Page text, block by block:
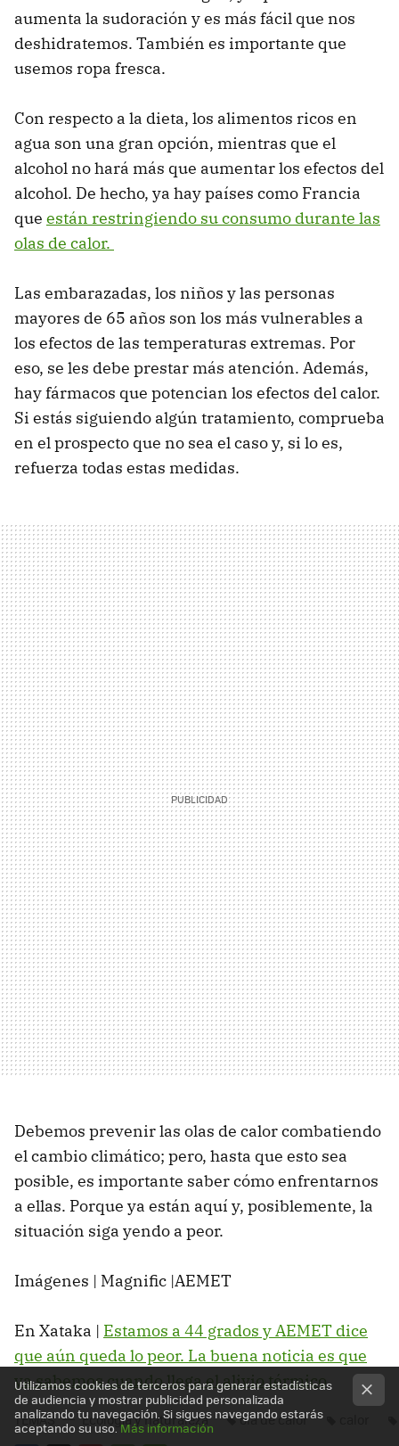
aumenta la sudoración y es más fácil que nos
deshidratemos. También es importante que
usemos ropa fresca.
Con respecto a la dieta, los alimentos ricos en
agua son una gran opción, mientras que el
alcohol no hará más que aumentar los efectos del
alcohol. De hecho, ya hay países como Francia
que están restringiendo su consumo durante las
olas de calor.
Las embarazadas, los niños y las personas
mayores de 65 años son los más vulnerables a
los efectos de las temperaturas extremas. Por
eso, se les debe prestar más atención. Además,
hay fármacos que potencian los efectos del calor.
Si estás siguiendo algún tratamiento, comprueba
en el prospecto que no sea el caso y, si lo es,
refuerza todas estas medidas.
Debemos prevenir las olas de calor combatiendo
el cambio climático; pero, hasta que esto sea
posible, es importante saber cómo enfrentarnos
a ellas. Porque ya están aquí y, posiblemente, la
situación siga yendo a peor.
Imágenes | Magnific |AEMET
En Xataka | Estamos a 44 grados y AEMET dice
que aún queda lo peor. La buena noticia es que
ya sabemos cuando llega el alivio térmico
TEMAS Ecología y naturaleza ola de calor
Utilizamos cookies de terceros para generar estadísticas
de audiencia y mostrar publicidad personalizada
analizando tu navegación. Si sigues navegando estarás
aceptando su uso. Más información